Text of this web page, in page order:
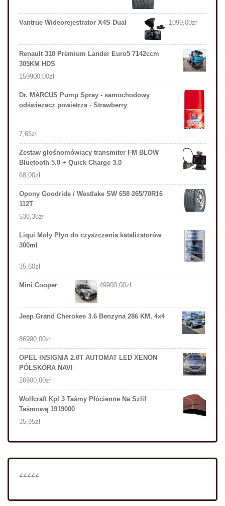
Vantrue Wideorejestrator X4S Dual 1099,00zł
Renault 310 Premium Lander Euro5 7142ccm
305KM HDS
159900,00zł
Dr. MARCUS Pump Spray - samochodowy
odświeżacz powietrza - Strawberry
7,65zł
Zestaw głośnomówiący transmiter FM BLOW
Bluetooth 5.0 + Quick Charge 3.0
68,00zł
Opony Goodride / Westlake SW 658 265/70R16
112T
538,38zł
Liqui Moly Płyn do czyszczenia katalizatorów
300ml
35,60zł
Mini Cooper 49900,00zł
Jeep Grand Cherokee 3.6 Benzyna 286 KM, 4x4
86990,00zł
OPEL INSIGNIA 2.0T AUTOMAT LED XENON
PÓŁSKÓRA NAVI
26900,00zł
Wolfcraft Kpl 3 Taśmy Płócienne Na Szlif
Taśmową 1919000
35,95zł
zzzzz